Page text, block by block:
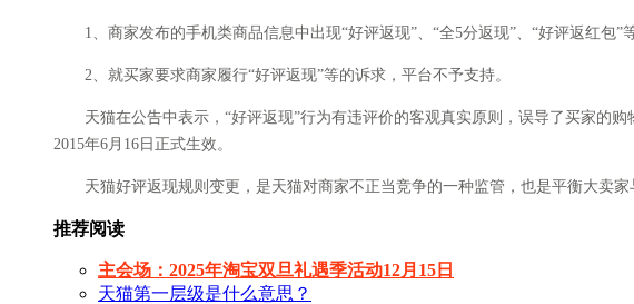
1、商家发布的手机类商品信息中出现“好评返现”、“全5分返现”、“好评返红包”
2、就买家要求商家履行“好评返现”等的诉求，平台不予支持。
天猫在公告中表示，“好评返现”行为有违评价的客观真实原则，误导了买家的购
2015年6月16日正式生效。
天猫好评返现规则变更，是天猫对商家不正当竞争的一种监管，也是平衡大卖家
推荐阅读
主会场：2025年淘宝双旦礼遇季活动12月15日
天猫第一层级是什么意思？